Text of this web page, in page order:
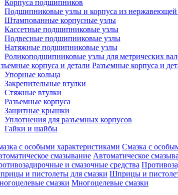
Корпуса подшипников
Подшипниковые узлы и корпуса из нержавеющей
Штампованные корпусные узлы
Кассетные подшипниковые узлы
Подвесные подшипниковые узлы
Натяжные подшипниковые узлы
Роликоподшипниковые узлы для метрических
Разъемные корпуса и
Упорные кольца
Закрепительные втулки
Стяжные втулки
Разъемные корпуса
Защитные крышки
Уплотнения для разъемных корпусов
Гайки и шайбы
Смазка с
Автоматическое
Шприцы и
Многоцелевые смазки